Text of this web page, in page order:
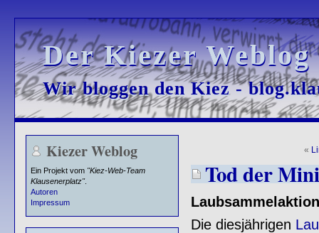
Der Kiezer
Der Kiezer
Wir bloggen den Kiez -
Wir bloggen den Kiez -
Kiezer Weblog
Ein Projekt vom "Kiez-Web-Team
Klausenerplatz".
Autoren
Impressum
«
Tod der
Die diesjährigen